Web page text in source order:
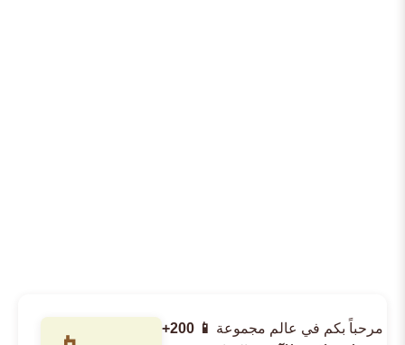
مرحباً بكم في عالم مجموعة
📱 200+